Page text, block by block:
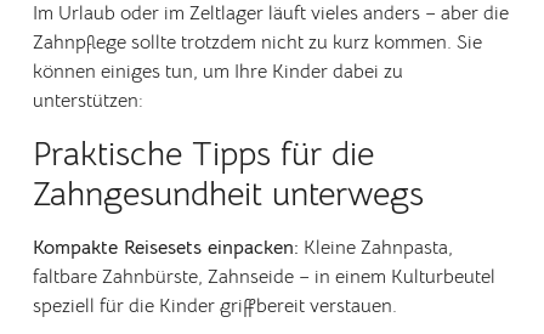
Im Urlaub oder im Zeltlager läuft vieles anders – aber die
Zahnpflege sollte trotzdem nicht zu kurz kommen. Sie
können einiges tun, um Ihre Kinder dabei zu
unterstützen:
Praktische Tipps für die
Zahngesundheit unterwegs
Kompakte Reisesets einpacken: Kleine Zahnpasta,
faltbare Zahnbürste, Zahnseide – in einem Kulturbeutel
speziell für die Kinder griffbereit verstauen.